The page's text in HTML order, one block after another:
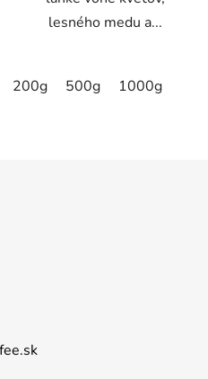
lesného medu a...
200g 500g 1000g